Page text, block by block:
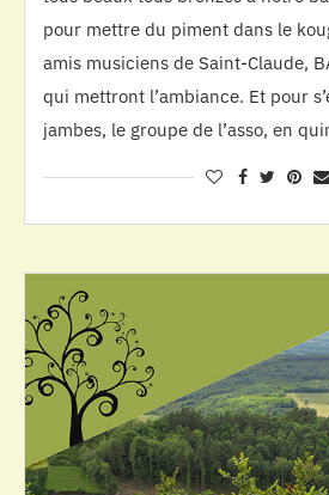
pour mettre du piment dans le
amis musiciens de Saint-Claude,
qui mettront l’ambiance. Et pour
jambes, le groupe de l’asso, en